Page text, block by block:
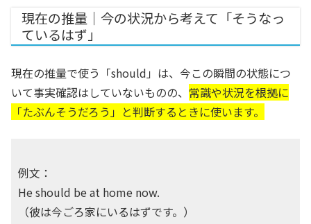
現在の推量｜今の状況から考えて「そうなっ
ているはず」
現在の推量で使う「should」は、今この瞬間の状態につ
いて事実確認はしていないものの、 常識や状況を根拠に
「たぶんそうだろう」と判断するときに使います。
例文：
He should be at home now.
（彼は今ごろ家にいるはずです。）